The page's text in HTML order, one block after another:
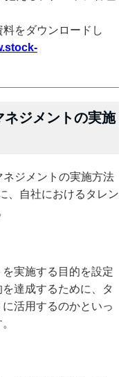
をダウンロードし
ネジメントの実施
ジメントの実施方法
、自社におけるタレン
実施する目的を設定
達成するために、タ
活用するのかといっ